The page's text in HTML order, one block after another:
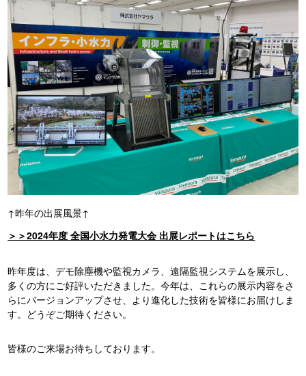
↑昨年の出展風景↑
＞＞2024年度 全国小水力発電大会 出展レポートはこちら
昨年度は、デモ除塵機や監視カメラ、遠隔監視システムを展示し、
多くの方にご好評いただきました。今年は、これらの展示内容をさ
らにバージョンアップさせ、より進化した技術を皆様にお届けしま
す。どうぞご期待ください。
皆様のご来場お待ちしております。